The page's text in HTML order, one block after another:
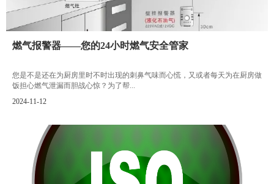
燃气报警器——您的24小时燃气安全管家
您是不是还在为厨房里时不时出现的刺鼻气味而心慌，又或者每天为在厨房做
饭担心燃气泄漏而胆战心惊？为了帮...
2024-11-12